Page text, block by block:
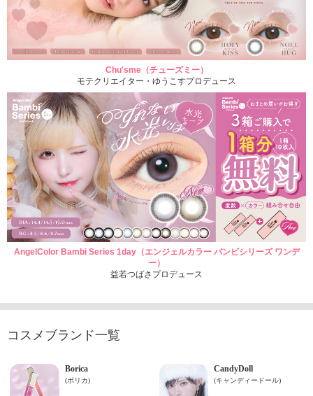
Chu'sme（チューズミー）
モテクリエイター・ゆうこすプロデュース
AngelColor Bambi Series 1day（エンジェルカラー バンビシリーズ ワンデ
ー）
益若つばさプロデュース
コスメブランド一覧